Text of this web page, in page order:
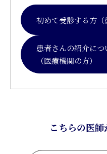
初めて受診する方（
患者さんの紹介につ
（医療機関の方）
こちらの医